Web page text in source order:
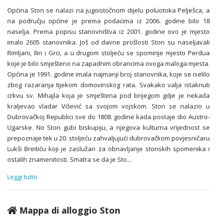
Općina Ston se nalazi na jugoistočnom dijelu poluotoka Pelješca, a
na području općine je prema podacima iz 2006. godine bilo 18
naselja. Prema popisu stanovništva iz 2001. godine ovo je mjesto
imalo 2605 stanovnika. Još od davne prošlosti Ston su naseljavali
Rimljani, Iliri i Grci, a u drugom stoljeću se spominje mjesto Perdua
koje je bilo smješteno na zapadnim obrancima ovoga maloga mjesta.
Općina je 1991. godine imala najmanji broj stanovnika, koje se iselilo
zbog razaranja tijekom domovinskog rata. Svakako valja istaknuti
crkvu sv. Mihajla koja je smještena pod brijegom gdje je nekada
kraljevao vladar Višević sa svojom vojskom. Ston se nalazio u
Dubrovačkoj Republici sve do 1808. godine kada postaje dio Austro-
Ugarske. No Ston gubi biskupiju, a njegova kulturna vrijednost se
prepoznaje tek u 20. stoljeću zahvaljujući dubrovačkom povjesničaru
Lukši Breitiću koji je zaslužan za obnavljanje stonskih spomenika i
ostalih znamenitosti. Smatra se da je Sto...
Leggi tutto
Mappa di alloggio Ston